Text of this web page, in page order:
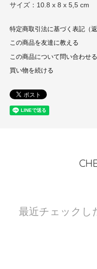
サイズ：10.8 x 8 x 5,5 cm
特定商取引法に基づく表記（返
この商品を友達に教える
この商品について問い合わせる
買い物を続ける
最近チェックし